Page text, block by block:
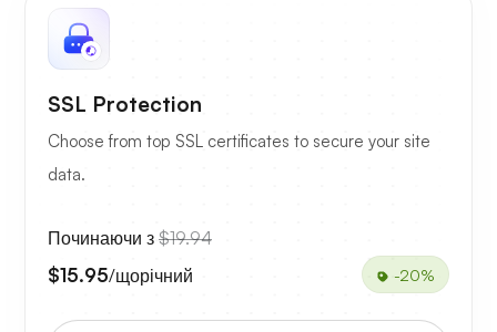
SSL Protection
Choose from top SSL certificates to secure your site
data.
Починаючи з $19.94
$15.95/щорічний -20%